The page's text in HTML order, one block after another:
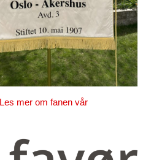
Les mer om fanen vår